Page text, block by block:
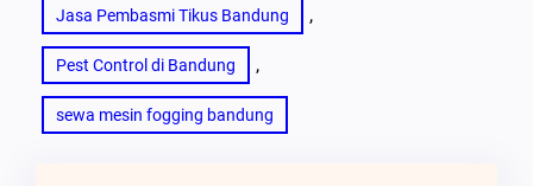
Jasa Pembasmi Tikus Bandung ,
Pest Control di Bandung ,
sewa mesin fogging bandung